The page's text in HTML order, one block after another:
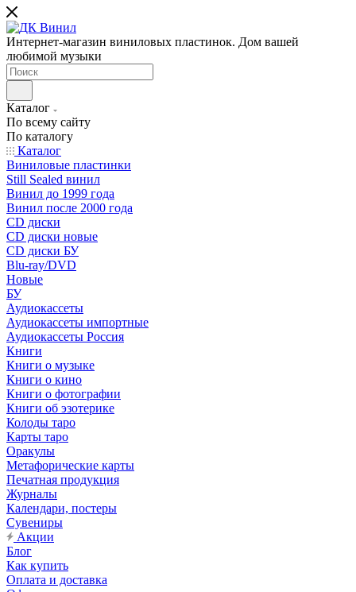
Интернет-магазин виниловых пластинок. Дом вашей
любимой музыки
Каталог
По всему сайту
По каталогу
Каталог
Виниловые пластинки
Still Sealed винил
Винил до 1999 года
Винил после 2000 года
CD диски
CD диски новые
CD диски БУ
Blu-ray/DVD
Новые
БУ
Аудиокассеты
Аудиокассеты импортные
Аудиокассеты Россия
Книги
Книги о музыке
Книги о кино
Книги о фотографии
Книги об эзотерике
Колоды таро
Карты таро
Оракулы
Метафорические карты
Печатная продукция
Журналы
Календари, постеры
Сувениры
Акции
Блог
Как купить
Оплата и доставка